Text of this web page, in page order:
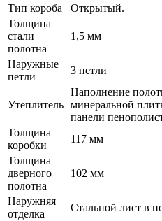
Тип короба
Открытый.
Толщина
стали
полотна
1,5 мм
Наружные
петли
3 петли
Утеплитель
Наполнение
минеральной
панели
Толщина
коробки
117 мм
Толщина
дверного
полотна
102 мм
Наружняя
отделка
Стальной лист в